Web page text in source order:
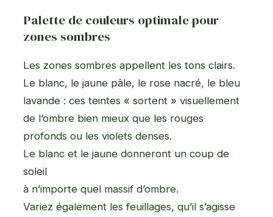
Palette de couleurs optimale pour
zones sombres
Les zones sombres appellent les tons clairs.
Le blanc, le jaune pâle, le rose nacré, le bleu
lavande : ces teintes « sortent » visuellement
de l’ombre bien mieux que les rouges
profonds ou les violets denses.
Le blanc et le jaune donneront un coup de
soleil
à n’importe quel massif d’ombre.
Variez également les feuillages, qu’il s’agisse